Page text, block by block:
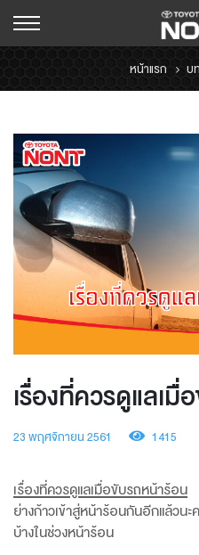
หน้าแรก บ
เรื่องที่ควรดูแลเ
23 พฤศจิกายน 2561 1415
เรื่องที่ควรดูแลเมื่อขับรถหน้าร้อน
ย่างก้าวเข้าสู่หน้าร้อนกันอีกแล้วน
บ้างในช่วงหน้าร้อน